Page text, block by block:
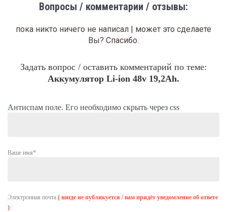
Вопросы / комментарии / отзывы:
пока никто ничего не написал | может это сделаете
Вы? Спасибо.
Задать вопрос / оставить комментарий по теме:
Аккумулятор Li-ion 48v 19,2Ah.
Антиспам поле. Его необходимо скрыть через css
Ваше имя*
Электронная почта ( нигде не публикуется / вам придёт уведомление об ответе
)